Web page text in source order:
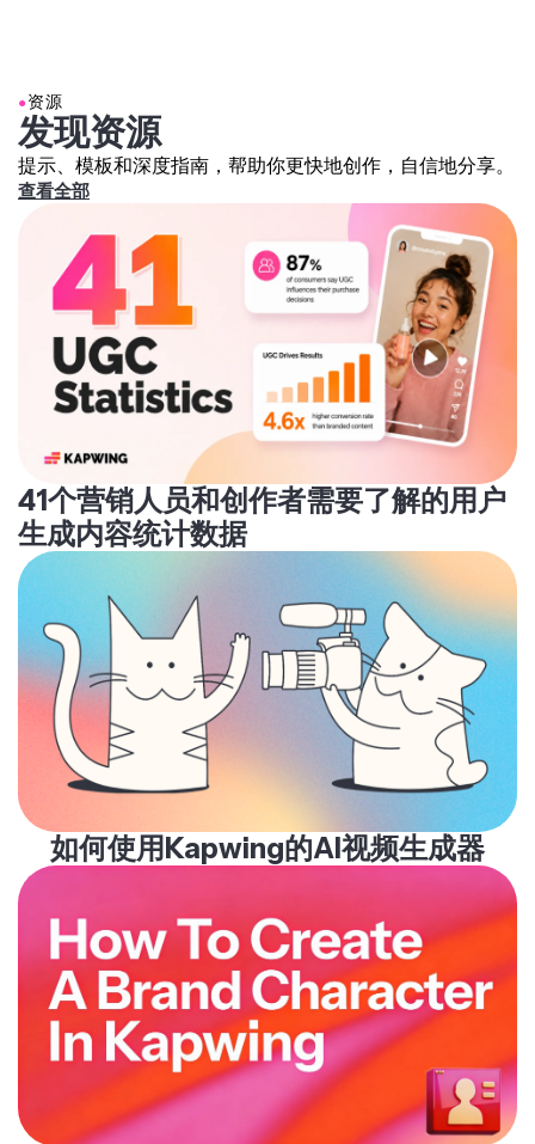
●资源
发现资源
提示、模板和深度指南，帮助你更快地创作，自信地分享。
查看全部
41个营销人员和创作者需要了解的用户
生成内容统计数据
如何使用Kapwing的AI视频生成器